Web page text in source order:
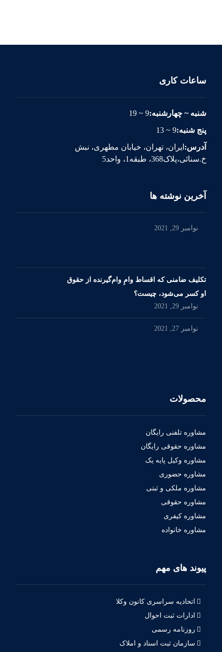
ساعات کاری
شنبه ~ چهارشنبه:9 ~ 19
پنج شنبه:9 ~ 13
آدرس: ایران، تهران، خیابان مطهری، نبش
خ.سنائی،پلاک368، طبقه1، واحد5
آخرین نوشته ها
نوامبر 29, 2021
تکلیف ضامنی که اقساط وامِ وام‌گیرنده از حقوق
او کسر می‌شود، چیست؟
نوامبر 29, 2021
نوامبر 27, 2021
محصولات
مشاوره تلفنی رایگان
مشاوره حقوقی رایگان
مشاوره وکیل پایه یک
مشاوره حضوری
مشاوره ملکی و ثبتی
مشاوره حقوقی
مشاوره کیفری
مشاوره خانواده
پیوند های مهم
اتحادیه سراسری کانون وکلا
ادارات ثبت احوال
روزنامه رسمی
سازمان ثبت اسناد و املاک